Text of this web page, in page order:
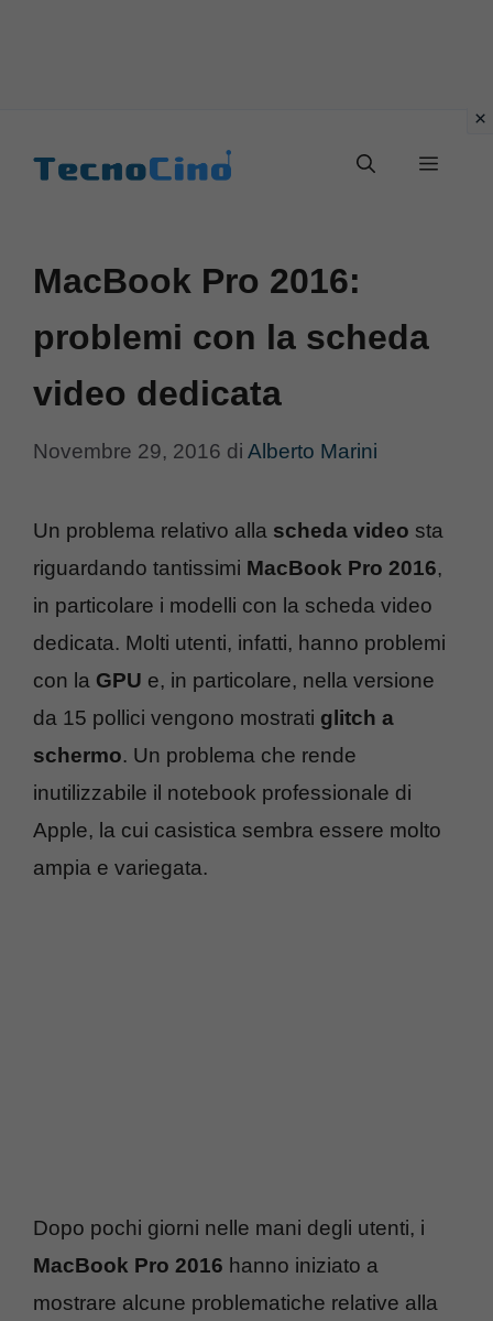
Menu
MacBook Pro 2016:
problemi con la scheda
video dedicata
Novembre 29, 2016 di Alberto Marini
Un problema relativo alla scheda video sta
riguardando tantissimi MacBook Pro 2016,
in particolare i modelli con la scheda video
dedicata. Molti utenti, infatti, hanno problemi
con la GPU e, in particolare, nella versione
da 15 pollici vengono mostrati glitch a
schermo. Un problema che rende
inutilizzabile il notebook professionale di
Apple, la cui casistica sembra essere molto
ampia e variegata.
Dopo pochi giorni nelle mani degli utenti, i
MacBook Pro 2016 hanno iniziato a
mostrare alcune problematiche relative alla